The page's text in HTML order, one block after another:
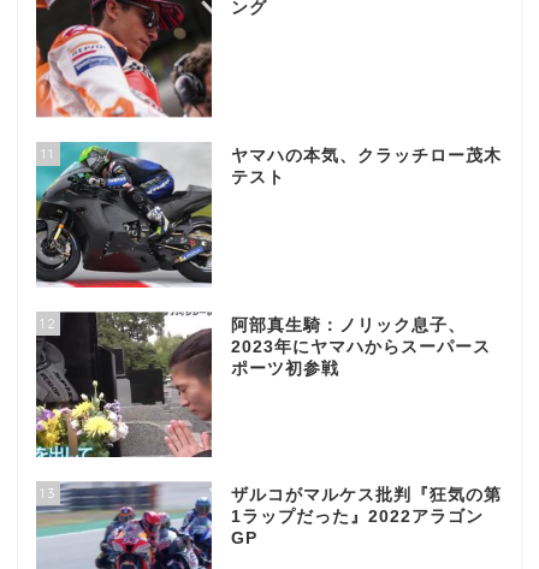
ング
11
ヤマハの本気、クラッチロー茂木
テスト
12
阿部真生騎：ノリック息子、
2023年にヤマハからスーパース
ポーツ初参戦
13
ザルコがマルケス批判『狂気の第
1ラップだった』2022アラゴン
GP